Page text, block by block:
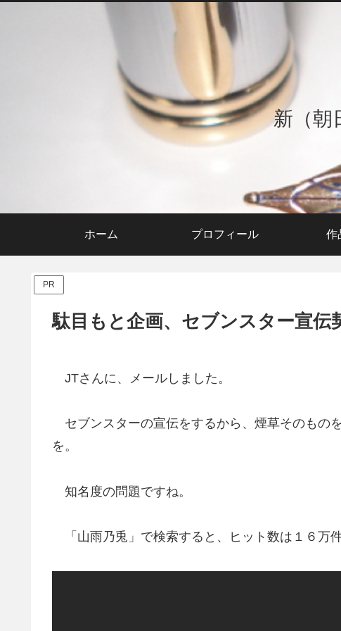
新（朝
ホーム プロフィール 作
PR
駄目もと企画、セブンスター宣伝
JTさんに、メールしました。
セブンスターの宣伝をするから、煙草そのもの
を。
知名度の問題ですね。
「山雨乃兎」で検索すると、ヒット数は１６万